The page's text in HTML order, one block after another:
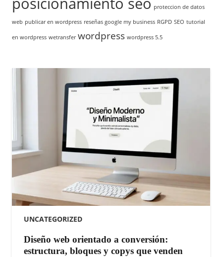
proteccion de datos
web publicar en wordpress reseñas google my business RGPD SEO tutorial
en wordpress wetransfer wordpress wordpress 5.5
UNCATEGORIZED
Diseño web orientado a conversión:
estructura, bloques y copys que venden